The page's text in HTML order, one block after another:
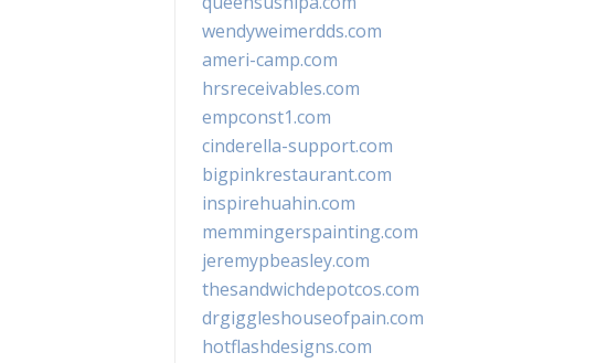
wendyweimerdds.com
ameri-camp.com
hrsreceivables.com
empconst1.com
cinderella-support.com
bigpinkrestaurant.com
inspirehuahin.com
memmingerspainting.com
jeremypbeasley.com
thesandwichdepotcos.com
drgiggleshouseofpain.com
hotflashdesigns.com